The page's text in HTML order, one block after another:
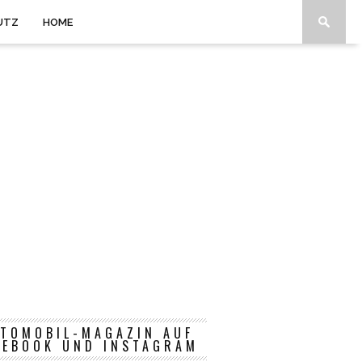
HOME
MAGAZIN AUF
UND INSTAGRAM